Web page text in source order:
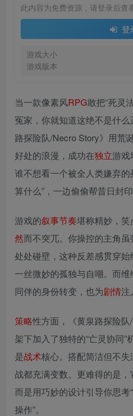
此内容为免费资源，请登录后查
登
游戏大小
游戏版本
当一款像素风RPG敢把“死灵
冤家，你就知道这绝不是什
路探险队/Necro Story》用荒
好处的浪漫，成功在独立游
谁不想看一个被全人类嫌弃
算什么”，一边偷偷帮昔日封
游戏的叙事节奏堪称精妙，笑
然而不突兀。你操控的主角虽
处处碰壁，这种反差感贯穿始
一丝微妙的孤独与自嘲。而
同伴的身份转变，也为剧情注
策略性方面，《黄泉路探险
架下加入了独特的“亡灵协同
是战术核心。搭配简洁但不
战都充满变数。更难得的是，
而是用巧妙的设计引导你思
操作”。